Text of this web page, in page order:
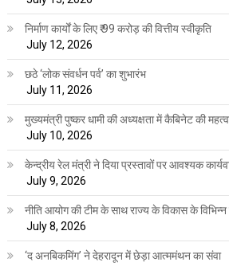
निर्माण कार्यों के लिए ₹ 99 करोड़ की वित्तीय स्वीकृति
July 12, 2026
छठे ‘लोक संवर्धन पर्व’ का शुभारंभ
July 11, 2026
मुख्यमंत्री पुष्कर धामी की अध्यक्षता में कैबिनेट की
July 10, 2026
केन्द्रीय रेल मंत्री ने दिया प्रस्तावों पर आवश्यक
July 9, 2026
नीति आयोग की टीम के साथ राज्य के विकास के विभिन्न
July 8, 2026
‘द अनबिकमिंग’ ने देहरादून में छेड़ा आत्ममंथन का संवा